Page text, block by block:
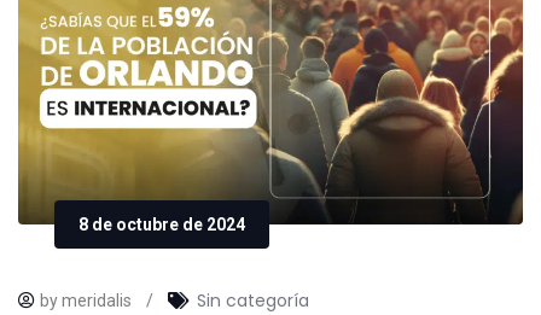
8 de octubre de 2024
by meridalis / Sin categoría